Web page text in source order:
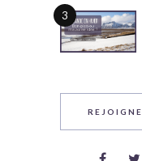
3